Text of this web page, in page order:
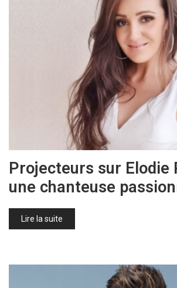
Projecteurs sur Elodie
une chanteuse
Lire la suite